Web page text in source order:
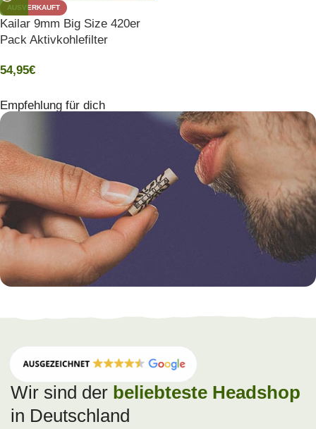
AUSVERKAUFT
Kailar 9mm Big Size 420er
Pack Aktivkohlefilter
54,95€
Empfehlung für dich
Hergestellt in Deutschland
Wir sind der beliebteste Headshop
in Deutschland